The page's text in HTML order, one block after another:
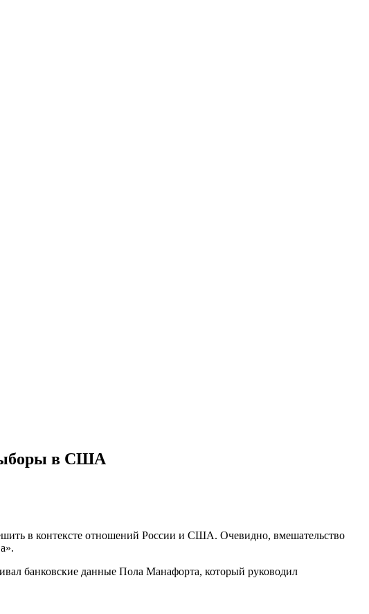
выборы в США
в контексте отношений России и США. Очевидно, вмешательство
банковские данные Пола Манафорта, который руководил